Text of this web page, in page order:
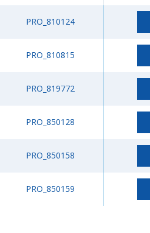
PRO_810124
PRO_810815
PRO_819772
PRO_850128
PRO_850158
PRO_850159